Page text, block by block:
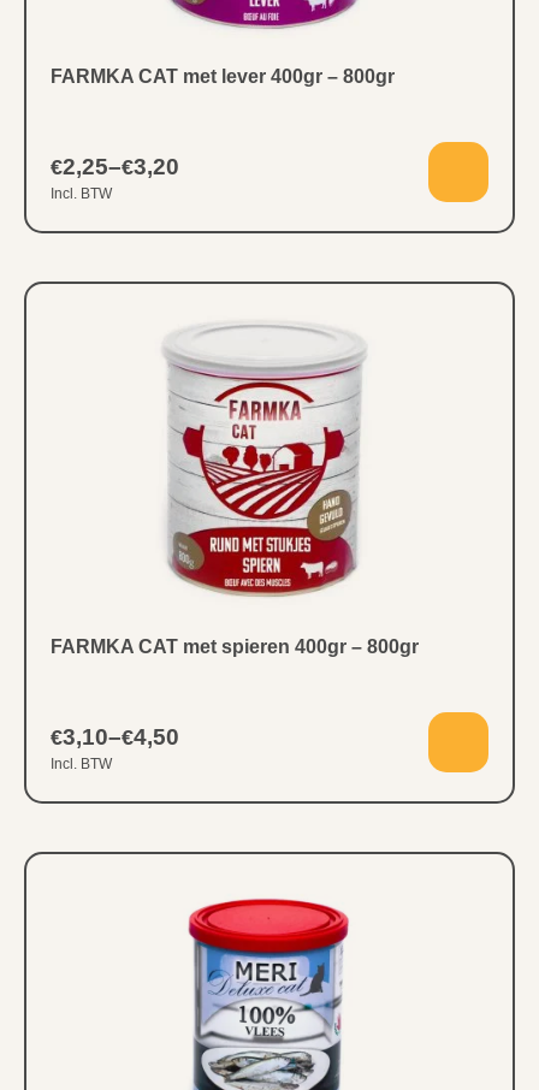
FARMKA CAT met lever 400gr – 800gr
€2,25–€3,20
Incl. BTW
FARMKA CAT met spieren 400gr – 800gr
€3,10–€4,50
Incl. BTW